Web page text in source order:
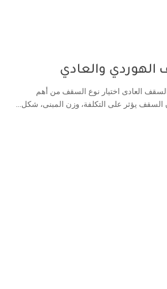
الهوردي والعادي
العادى اختيار نوع السقف من أهم
السقف يؤثر على التكلفة، وزن المبنى، شكل...